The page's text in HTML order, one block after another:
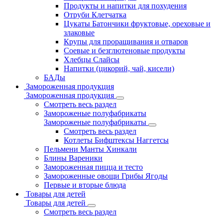
Продукты и напитки для похудения
Отруби Клетчатка
Цукаты Батончики фруктовые, ореховые и
злаковые
Крупы для проращивания и отваров
Соевые и безглютеновые продукты
Хлебцы Слайсы
Напитки (цикорий, чай, кисели)
БАДы
Замороженная продукция
Замороженная продукция
Смотреть весь раздел
Замороженые полуфабрикаты
Замороженые полуфабрикаты
Смотреть весь раздел
Котлеты Бифштексы Наггетсы
Пельмени Манты Хинкали
Блины Вареники
Замороженная пицца и тесто
Замороженные овощи Грибы Ягоды
Первые и вторые блюда
Товары для детей
Товары для детей
Смотреть весь раздел